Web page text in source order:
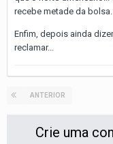
recebe metade da bolsa.
Enfim, depois ainda
reclamar...
ANTERIOR
Crie uma